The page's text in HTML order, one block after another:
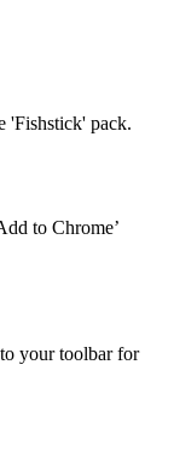
'Fishstick' pack.
to Chrome’
your toolbar for